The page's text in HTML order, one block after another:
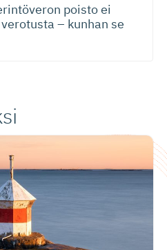
poisto ei
– kunhan se